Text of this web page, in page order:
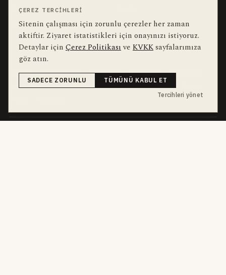
Muhabirler
Editörler
Kullanım Şartları
YEREL ARANANLAR
İnegöl inegol-belediyesi alper-taban trafik-kazasi
İnegöl Haber
Güncel
Haberler bursa-buyuksehir-belediyesi Bursa
ÇEREZ TERCIHLERI
Sitenin çalışması için zorunlu çerezler her zaman
aktiftir. Ziyaret istatistikleri için onayınızı istiyoruz.
Detaylar için Çerez Politikasıve KVKKsayfalarımıza
göz atın.
SADECE ZORUNLU
TÜMÜNÜ KABUL ET
Tercihleri yönet